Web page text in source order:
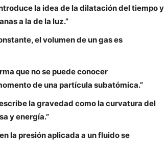
la idea de la dilatación del tiempo y
a la de la luz.”
el volumen de un gas es
que no se puede conocer
de una partícula subatómica.”
la gravedad como la curvatura del
y energía.”
la presión aplicada a un fluido se